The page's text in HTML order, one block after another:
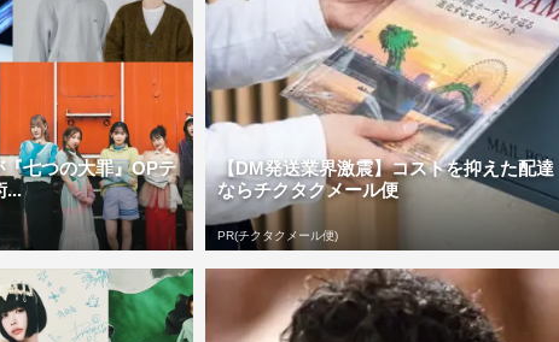
七つの大罪』OPテ
...
【DM発送業界激震】コストを抑えた配達
ならチクタクメール便
PR(チクタクメール便)